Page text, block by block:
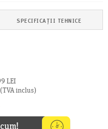
SPECIFICAȚII TEHNICE
LEI
inclus)